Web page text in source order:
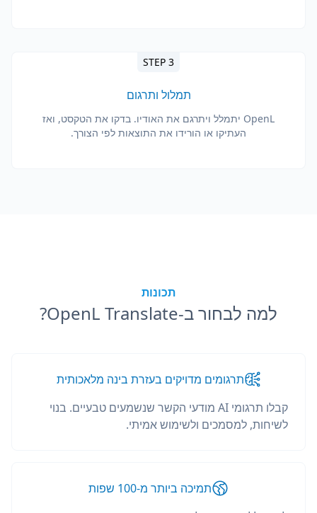
STEP 3
תמלול ותרגום
OpenL יתמלל ויתרגם את האודיו. בדקו את הטקסט, ואז
העתיקו או הורידו את התוצאות לפי הצורך.
תכונות
למה לבחור ב-OpenL Translate?
תרגומים מדויקים בעזרת בינה מלאכותית
קבלו תרגומי AI מודעי הקשר שנשמעים טבעיים. בנוי
לשיחות, למסמכים ולשימוש אמיתי.
תמיכה ביותר מ-100 שפות